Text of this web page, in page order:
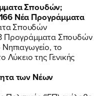
Σπουδών;
166 Νέα Προγράμματα
Σπουδών
Προγράμματα Σπουδών
Νηπιαγωγείο, το
Λύκειο της Γενικής
των Νέων